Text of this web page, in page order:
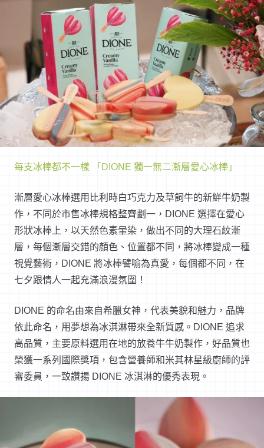
每支冰棒都不一樣 「DIONE 獨一無二漸層愛心冰棒」
漸層愛心冰棒選用比利時白巧克力及草飼牛的新鮮牛奶製
作，不同於市售冰棒規格整齊劃一，DIONE 選擇在愛心
形狀冰棒上，以天然色素暈染，做出不同的大理石紋漸
層，每個漸層交錯的顏色、位置都不同，將冰棒變成一種
視覺藝術，DIONE 將冰棒譬喻為真愛，每個都不同，在
七夕跟情人一起充滿浪漫氛圍！
DIONE 的命名由來自希臘女神，代表美貌和魅力，品牌
依此命名， 用夢想為冰淇淋帶來全新質感。 DIONE 追求
高品質，主要原料選用在地的放養牛牛奶製作， 好品質也
榮獲一系列國際獎項， 包含營養師和米其林星級廚師的評
審委員，一致讚揚 DIONE 冰淇淋的優秀表現。